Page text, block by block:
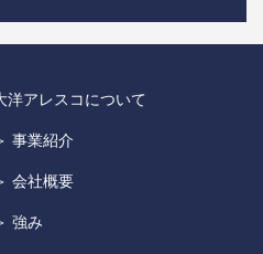
洋アレスコについて
事業紹介
会社概要
強み